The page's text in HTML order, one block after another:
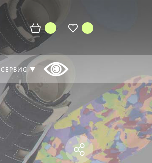
СЕРВИС ▼